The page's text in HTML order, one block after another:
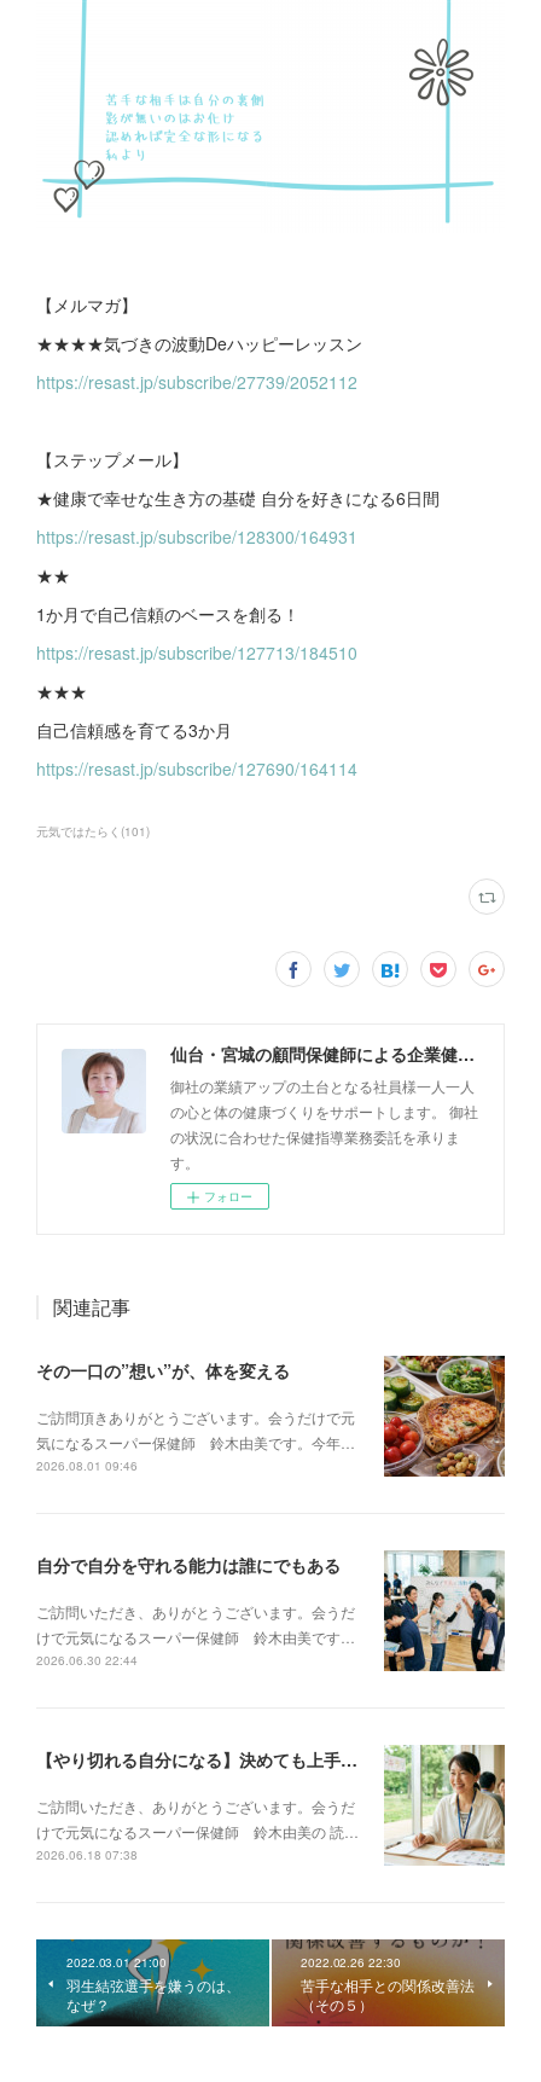
【メルマガ】
★★★★気づきの波動Deハッピーレッスン
https://resast.jp/subscribe/27739/2052112
【ステップメール】
★健康で幸せな生き方の基礎 自分を好きになる6日間
https://resast.jp/subscribe/128300/164931
★★
1か月で自己信頼のベースを創る！
https://resast.jp/subscribe/127713/184510
★★★
自己信頼感を育てる3か月
https://resast.jp/subscribe/127690/164114
元気ではたらく (101)
仙台・宮城の顧問保健師による企業健康サポート「健康支援フレッシュ・キラリ」
御社の業績アップの土台となる社員様一人一人
の心と体の健康づくりをサポートします。 御社
の状況に合わせた保健指導業務委託を承りま
す。
フォロー
関連記事
その一口の”想い”が、体を変える
ご訪問頂きありがとうございます。会うだけで元
気になるスーパー保健師 鈴木由美です。今年…
2026.08.01 09:46
自分で自分を守れる能力は誰にでもある
ご訪問いただき、ありがとうございます。会うだ
けで元気になるスーパー保健師 鈴木由美です…
2026.06.30 22:44
【やり切れる自分になる】決めても上手くいかない・邪魔が入るあなたが、再起動する方法
ご訪問いただき、ありがとうございます。会うだ
けで元気になるスーパー保健師 鈴木由美の 読…
2026.06.18 07:38
2022.03.01 21:00
羽生結弦選手を嫌うのは、
なぜ？
2022.02.26 22:30
苦手な相手との関係改善法
（その５）